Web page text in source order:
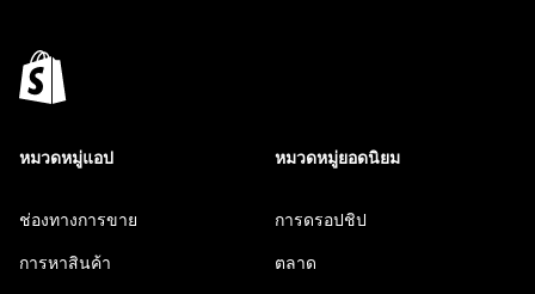
หมวดหมู่แอป
ช่องทางการขาย
การหาสินค้า
หมวดหมู่ยอดนิยม
การดรอปชิป
ตลาด